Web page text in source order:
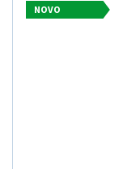
NOVO